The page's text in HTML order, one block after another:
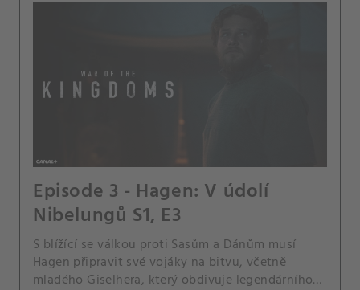
Episode 3 - Hagen: V údolí
Nibelungů S1, E3
S blížící se válkou proti Sasům a Dánům musí
Hagen připravit své vojáky na bitvu, včetně
mladého Giselhera, který obdivuje legendárního